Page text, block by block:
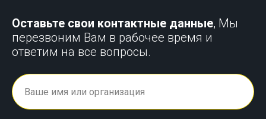
Оставьте свои контактные данные, Мы
перезвоним Вам в рабочее время и
ответим на все вопросы.